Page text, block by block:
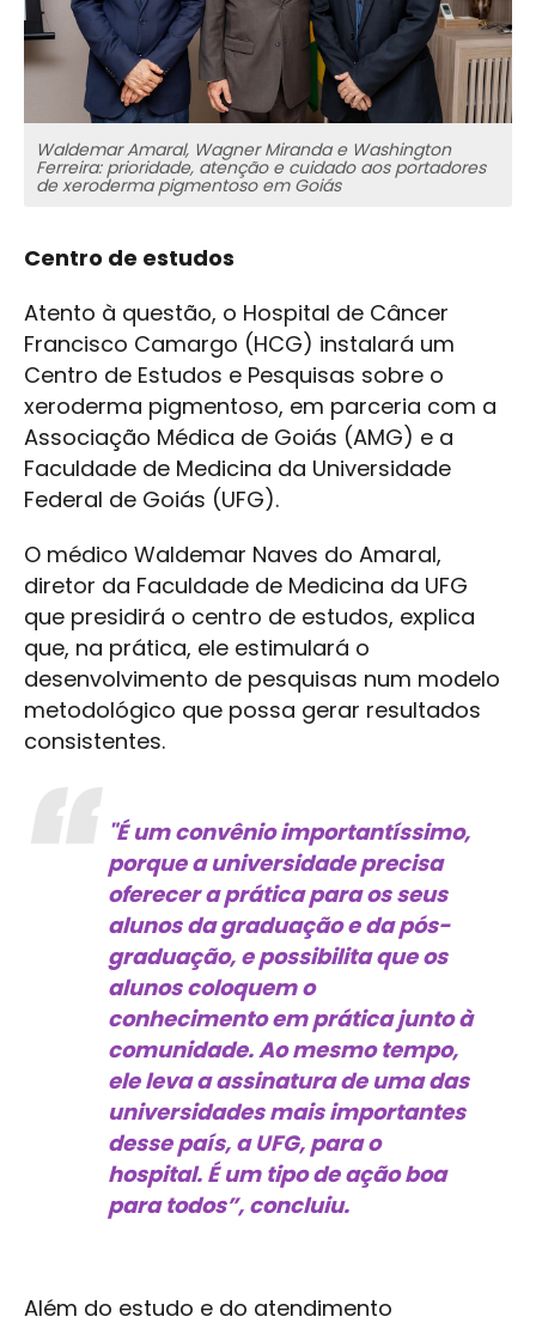
Waldemar Amaral, Wagner Miranda e Washington
Ferreira: prioridade, atenção e cuidado aos portadores
de xeroderma pigmentoso em Goiás
Centro de estudos
Atento à questão, o Hospital de Câncer
Francisco Camargo (HCG) instalará um
Centro de Estudos e Pesquisas sobre o
xeroderma pigmentoso, em parceria com a
Associação Médica de Goiás (AMG) e a
Faculdade de Medicina da Universidade
Federal de Goiás (UFG).
O médico Waldemar Naves do Amaral,
diretor da Faculdade de Medicina da UFG
que presidirá o centro de estudos, explica
que, na prática, ele estimulará o
desenvolvimento de pesquisas num modelo
metodológico que possa gerar resultados
consistentes.
"É um convênio importantíssimo,
porque a universidade precisa
oferecer a prática para os seus
alunos da graduação e da pós-
graduação, e possibilita que os
alunos coloquem o
conhecimento em prática junto à
comunidade. Ao mesmo tempo,
ele leva a assinatura de uma das
universidades mais importantes
desse país, a UFG, para o
hospital. É um tipo de ação boa
para todos”, concluiu.
Além do estudo e do atendimento